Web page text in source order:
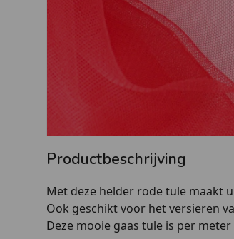
Productbeschrijving
Met deze helder rode tule maakt
Ook geschikt voor het versieren
Deze mooie gaas tule is per